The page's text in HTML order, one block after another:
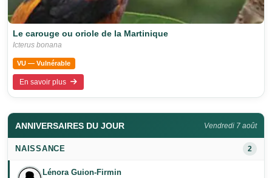
Le carouge ou oriole de la Martinique
Icterus bonana
VU — Vulnérable
En savoir plus
ANNIVERSAIRES DU JOUR Vendredi 7 août
NAISSANCE 2
Lénora Guion-Firmin